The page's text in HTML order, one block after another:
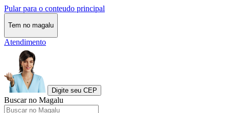
Pular para o conteudo principal
Tem no magalu
Atendimento
Digite seu CEP
Buscar no Magalu